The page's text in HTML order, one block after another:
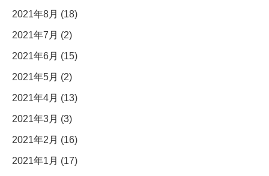
2021年8月 (18)
2021年7月 (2)
2021年6月 (15)
2021年5月 (2)
2021年4月 (13)
2021年3月 (3)
2021年2月 (16)
2021年1月 (17)